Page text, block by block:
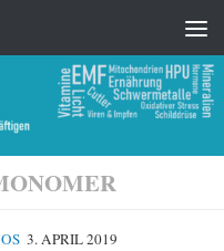
3. APRIL 2019